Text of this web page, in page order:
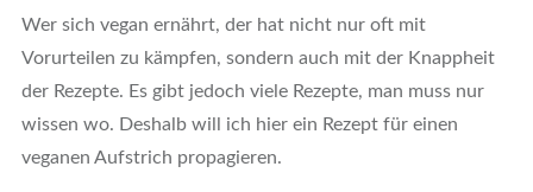
Wer sich vegan ernährt, der hat nicht nur oft mit
Vorurteilen zu kämpfen, sondern auch mit der Knappheit
der Rezepte. Es gibt jedoch viele Rezepte, man muss nur
wissen wo. Deshalb will ich hier ein Rezept für einen
veganen Aufstrich propagieren.